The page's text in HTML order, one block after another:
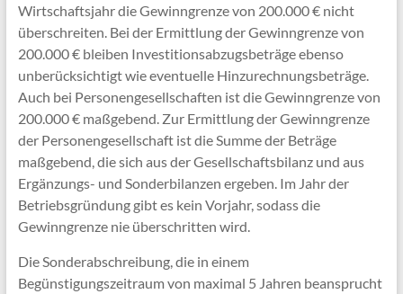
Wirtschaftsjahr die Gewinngrenze von 200.000 € nicht
überschreiten. Bei der Ermittlung der Gewinngrenze von
200.000 € bleiben Investitionsabzugsbeträge ebenso
unberücksichtigt wie eventuelle Hinzurechnungsbeträge.
Auch bei Personengesellschaften ist die Gewinngrenze von
200.000 € maßgebend. Zur Ermittlung der Gewinngrenze
der Personengesellschaft ist die Summe der Beträge
maßgebend, die sich aus der Gesellschaftsbilanz und aus
Ergänzungs- und Sonderbilanzen ergeben. Im Jahr der
Betriebsgründung gibt es kein Vorjahr, sodass die
Gewinngrenze nie überschritten wird.
Die Sonderabschreibung, die in einem
Begünstigungszeitraum von maximal 5 Jahren beansprucht